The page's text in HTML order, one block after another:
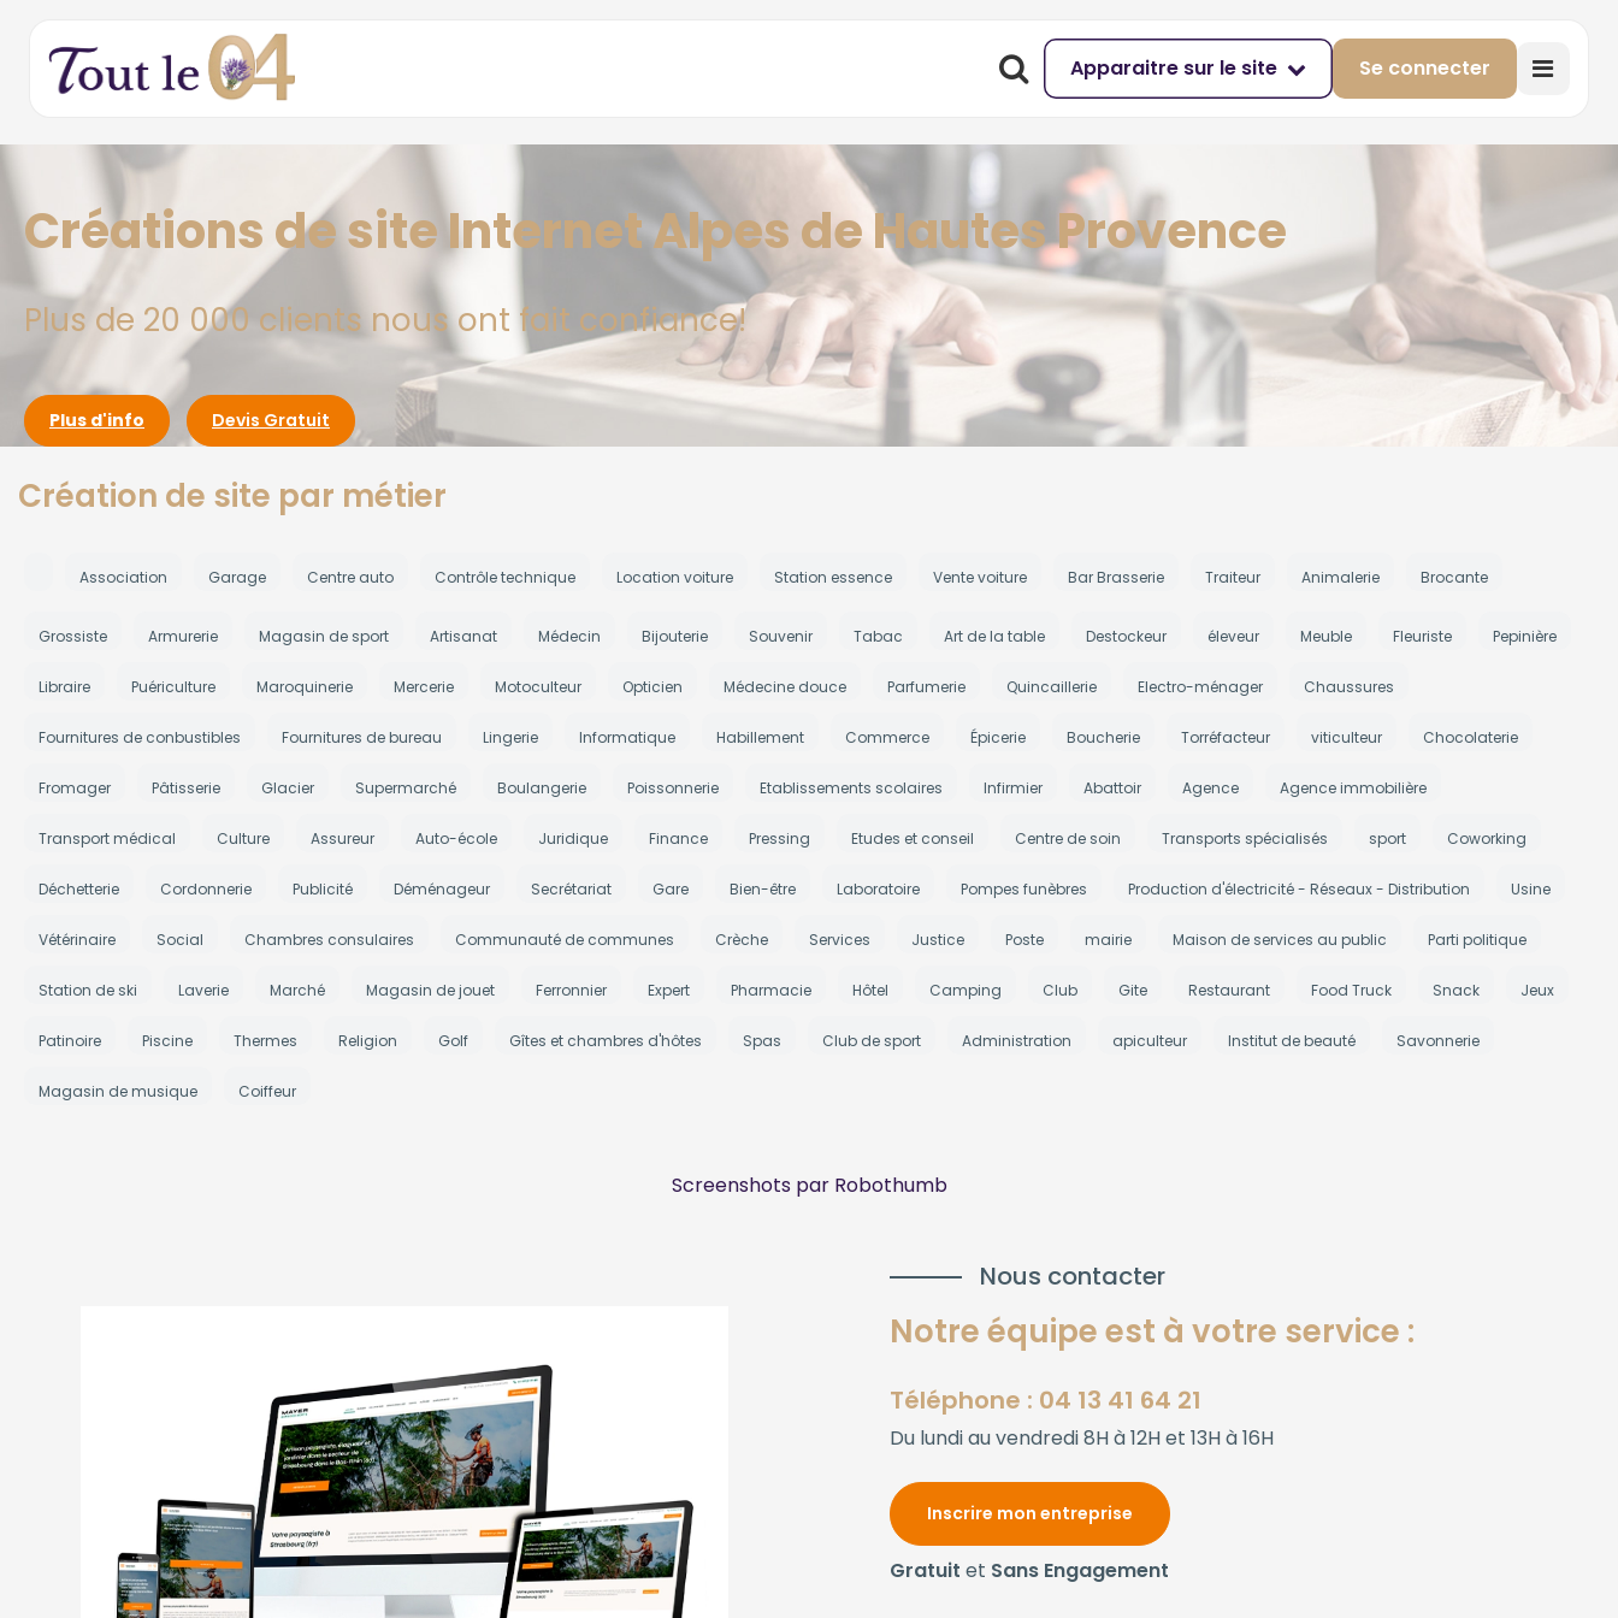
Apparaitre sur le site Se connecter
Créations de site Internet Alpes de Hautes Provence
Plus de 20 000 clients nous ont fait confiance!
Plus d'info Devis Gratuit
Création de site par métier
Association Garage Centre auto Contrôle technique Location voiture Station essence Vente voiture Bar Brasserie Traiteur Animalerie Brocante
Grossiste Armurerie Magasin de sport Artisanat Médecin Bijouterie Souvenir Tabac Art de la table Destockeur éleveur Meuble Fleuriste Pepinière
Libraire Puériculture Maroquinerie Mercerie Motoculteur Opticien Médecine douce Parfumerie Quincaillerie Electro-ménager Chaussures
Fournitures de conbustibles Fournitures de bureau Lingerie Informatique Habillement Commerce Épicerie Boucherie Torréfacteur viticulteur Chocolaterie
Fromager Pâtisserie Glacier Supermarché Boulangerie Poissonnerie Etablissements scolaires Infirmier Abattoir Agence Agence immobilière
Transport médical Culture Assureur Auto-école Juridique Finance Pressing Etudes et conseil Centre de soin Transports spécialisés sport Coworking
Déchetterie Cordonnerie Publicité Déménageur Secrétariat Gare Bien-être Laboratoire Pompes funèbres Production d'électricité - Réseaux - Distribution Usine
Vétérinaire Social Chambres consulaires Communauté de communes Crèche Services Justice Poste mairie Maison de services au public Parti politique
Station de ski Laverie Marché Magasin de jouet Ferronnier Expert Pharmacie Hôtel Camping Club Gite Restaurant Food Truck Snack Jeux
Patinoire Piscine Thermes Religion Golf Gîtes et chambres d'hôtes Spas Club de sport Administration apiculteur Institut de beauté Savonnerie
Magasin de musique Coiffeur
Screenshots par Robothumb
Nous contacter
Notre équipe est à votre service :
Téléphone : 04 13 41 64 21
Du lundi au vendredi 8H à 12H et 13H à 16H
Inscrire mon entreprise
Gratuit et Sans Engagement